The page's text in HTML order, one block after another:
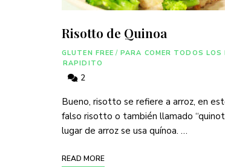
Risotto de Quinoa
GLUTEN FREE / PARA COMER TODOS LOS
RAPIDITO
2
Bueno, risotto se refiere a arroz, en
falso risotto o también llamado
lugar de arroz se usa quínoa. …
READ MORE